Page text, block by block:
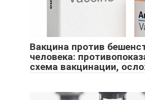
Вакцина против
человека:
схема вакцинации,